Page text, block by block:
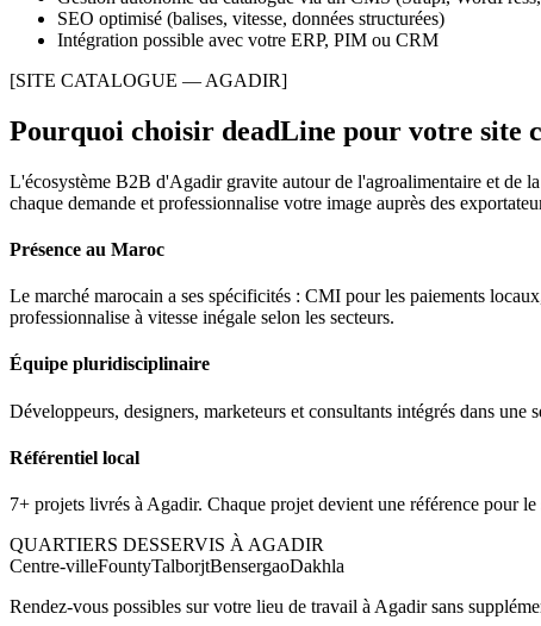
SEO optimisé (balises, vitesse, données structurées)
Intégration possible avec votre ERP, PIM ou CRM
[SITE CATALOGUE — AGADIR]
Pourquoi choisir deadLine pour votre site
L'écosystème B2B d'Agadir gravite autour de l'agroalimentaire et de
chaque demande et professionnalise votre image auprès des
Présence au Maroc
Le marché marocain a ses spécificités : CMI pour les paiements
professionnalise à vitesse inégale selon les secteurs.
Équipe pluridisciplinaire
Développeurs, designers, marketeurs et consultants intégrés dans
Référentiel local
7+ projets livrés à Agadir. Chaque projet devient une référence pour le
QUARTIERS DESSERVIS À AGADIR
Centre-villeFountyTalborjtBensergaoDakhla
Rendez-vous possibles sur votre lieu de travail à Agadirsans